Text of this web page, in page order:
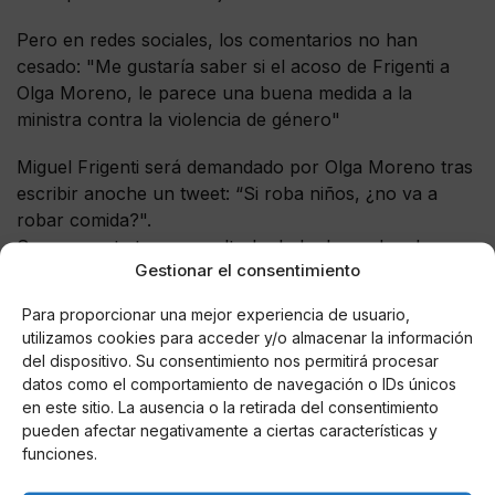
Gestionar el consentimiento
Para proporcionar una mejor experiencia de usuario,
utilizamos cookies para acceder y/o almacenar la información
del dispositivo. Su consentimiento nos permitirá procesar
datos como el comportamiento de navegación o IDs únicos
en este sitio. La ausencia o la retirada del consentimiento
pueden afectar negativamente a ciertas características y
funciones.
Pero en redes sociales, los comentarios no han
cesado: "Me gustaría saber si el acoso de Frigenti a
Olga Moreno, le parece una buena medida a la
ministra contra la violencia de género"
Miguel Frigenti será demandado por Olga Moreno tras
escribir anoche un tweet: “Si roba niños, ¿no va a
robar comida?".
Seguramente tras consultarlo, lo ha borrado y ha
hecho unas “disculpas” y excusarse en el humor. Pero
prensa.pic.twitter.com/EI5dk1AXkh
— JaviOliveira (@javieroliveira_)July 9, 2021